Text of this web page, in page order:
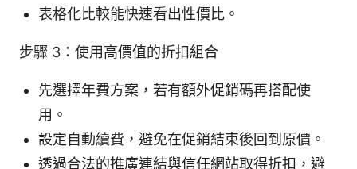
表格化比較能快速看出性價比。
步驟 3：使用高價值的折扣組合
先選擇年費方案，若有額外促銷碼再搭配使
用。
設定自動續費，避免在促銷結束後回到原價。
透過合法的推廣連結與信任網站取得折扣，避